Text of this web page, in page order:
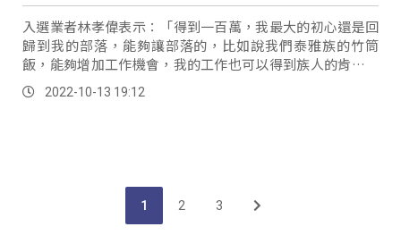
入選業者林孝偉表示：「得到一百萬，我最大的初心還是回
歸到我的部落，能夠讓部落的，比如說我們泰雅族的竹筒
飯，能夠增加工作機會，我的工作也可以得到族人的肯定，
那族人也可以增加生活品質，工作機會，然後又可以賺錢。
2022-10-13 19:12
1 2 3